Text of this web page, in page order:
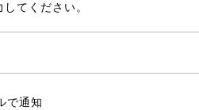
てください。
で通知